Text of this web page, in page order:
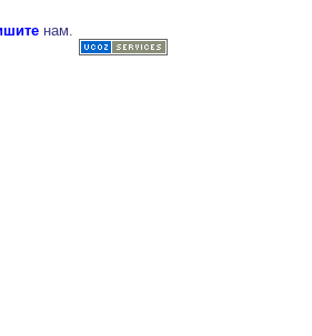
нам.